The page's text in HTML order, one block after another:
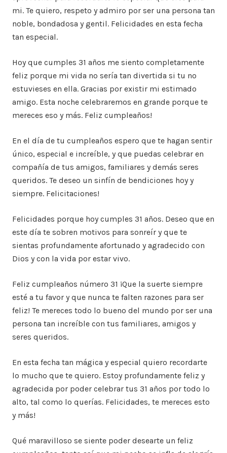
mi. Te quiero, respeto y admiro por ser una persona tan
noble, bondadosa y gentil. Felicidades en esta fecha
tan especial.
Hoy que cumples 31 años me siento completamente
feliz porque mi vida no sería tan divertida si tu no
estuvieses en ella. Gracias por existir mi estimado
amigo. Esta noche celebraremos en grande porque te
mereces eso y más. Feliz cumpleaños!
En el día de tu cumpleaños espero que te hagan sentir
único, especial e increíble, y que puedas celebrar en
compañía de tus amigos, familiares y demás seres
queridos. Te deseo un sinfín de bendiciones hoy y
siempre. Felicitaciones!
Felicidades porque hoy cumples 31 años. Deseo que en
este día te sobren motivos para sonreír y que te
sientas profundamente afortunado y agradecido con
Dios y con la vida por estar vivo.
Feliz cumpleaños número 31 ¡Que la suerte siempre
esté a tu favor y que nunca te falten razones para ser
feliz! Te mereces todo lo bueno del mundo por ser una
persona tan increíble con tus familiares, amigos y
seres queridos.
En esta fecha tan mágica y especial quiero recordarte
lo mucho que te quiero. Estoy profundamente feliz y
agradecida por poder celebrar tus 31 años por todo lo
alto, tal como lo querías. Felicidades, te mereces esto
y más!
Qué maravilloso se siente poder desearte un feliz